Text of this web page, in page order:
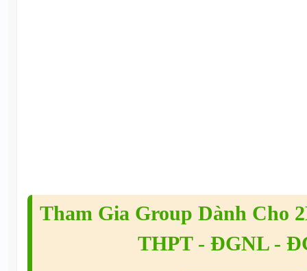
Tham Gia Group Dành Cho
THPT - ĐGNL -